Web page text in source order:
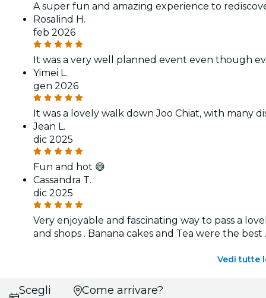
A super fun and amazing experience to
Rosalind H.
feb 2026
It was a very well planned event even though
Yimei L.
gen 2026
It was a lovely walk down Joo Chiat, with many
Jean L.
dic 2025
Fun and hot 😅
Cassandra T.
dic 2025
Very enjoyable and fascinating way to pass a
and shops . Banana cakes and Tea were the
Vedi tutte
Scegli
Come arrivare?